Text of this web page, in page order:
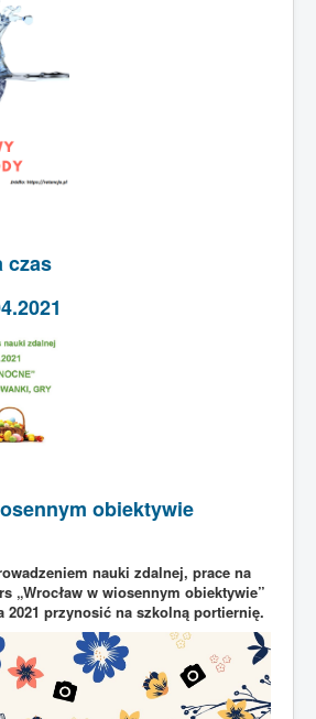
czas
obiektywie
nauki zdalnej, prace na
„Wrocław w wiosennym obiektywie”
2021 przynosić na szkolną portiernię.